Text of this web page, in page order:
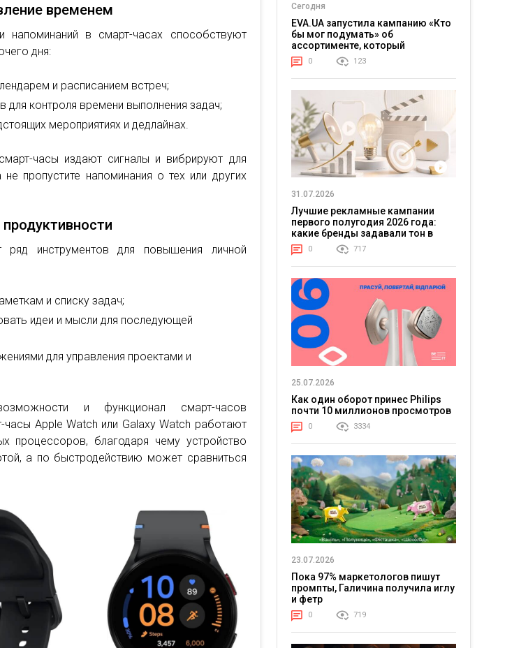
временем
напоминаний в смарт-часах способствуют
дня:
и расписанием встреч;
для контроля времени выполнения задач;
мероприятиях и дедлайнах.
часы издают сигналы и вибрируют для
пропустите напоминания о тех или других
ряд инструментов для повышения личной
и списку задач;
идеи и мысли для последующей
для управления проектами и
и функционал смарт-часов
часы Apple Watch или Galaxy Watch работают
процессоров, благодаря чему устройство
а по быстродействию может сравниться
Сегодня
EVA.UA запустила кампанию «Кто
бы мог подумать» об
ассортименте, который
покупатели не ожидают увидеть
на платформе
0 123
31.07.2026
Лучшие рекламные кампании
первого полугодия 2026 года:
какие бренды задавали тон в
отрасли
0 717
25.07.2026
Как один оборот принес Philips
почти 10 миллионов просмотров
0 3334
23.07.2026
Пока 97% маркетологов пишут
промпты, Галичина получила иглу
и фетр
0 719